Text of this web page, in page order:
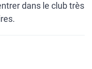
dans le club très